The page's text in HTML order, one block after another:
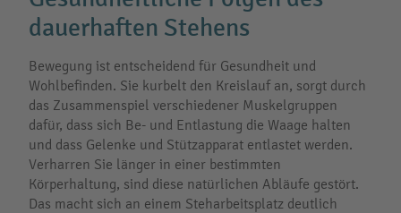
dauerhaften Stehens
Bewegung ist entscheidend für Gesundheit und
Wohlbefinden. Sie kurbelt den Kreislauf an, sorgt durch
das Zusammenspiel verschiedener Muskelgruppen
dafür, dass sich Be- und Entlastung die Waage halten
und dass Gelenke und Stützapparat entlastet werden.
Verharren Sie länger in einer bestimmten
Körperhaltung, sind diese natürlichen Abläufe gestört.
Das macht sich an einem Steharbeitsplatz deutlich